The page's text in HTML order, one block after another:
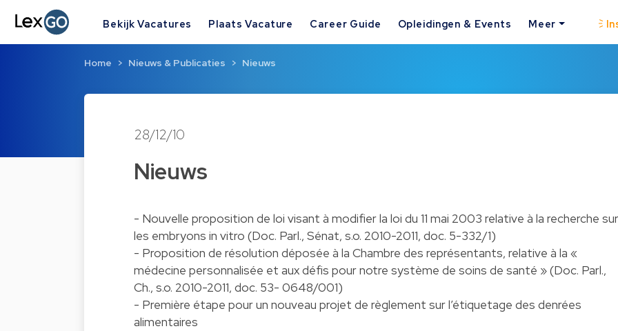
Bekijk Vacatures Plaats Vacature Career Guide Opleidingen & Events Meer
Home Nieuws & Publicaties Nieuws
28/12/10
Nieuws
- Nouvelle proposition de loi visant à modifier la loi du 11 mai 2003 relative à la recherche sur
les embryons in vitro (Doc. Parl., Sénat, s.o. 2010-2011, doc. 5-332/1)
- Proposition de résolution déposée à la Chambre des représentants, relative à la «
médecine personnalisée et aux défis pour notre système de soins de santé » (Doc. Parl.,
Ch., s.o. 2010-2011, doc. 53- 0648/001)
- Première étape pour un nouveau projet de règlement sur l’étiquetage des denrées
alimentaires